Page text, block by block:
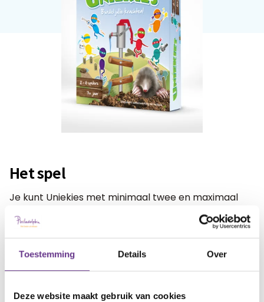
Toestemming Details Over
Deze website maakt gebruik van cookies
Het spel
Je kunt Uniekies met minimaal twee en maximaal
zes personen spelen. Leuk voor het hele gezin of
voor een groepje vriendjes en vriendinnetjes.
Het spel kan gespeeld worden vanaf 7 jaar, maar
kinderen vanaf 5 jaar deelnemen.